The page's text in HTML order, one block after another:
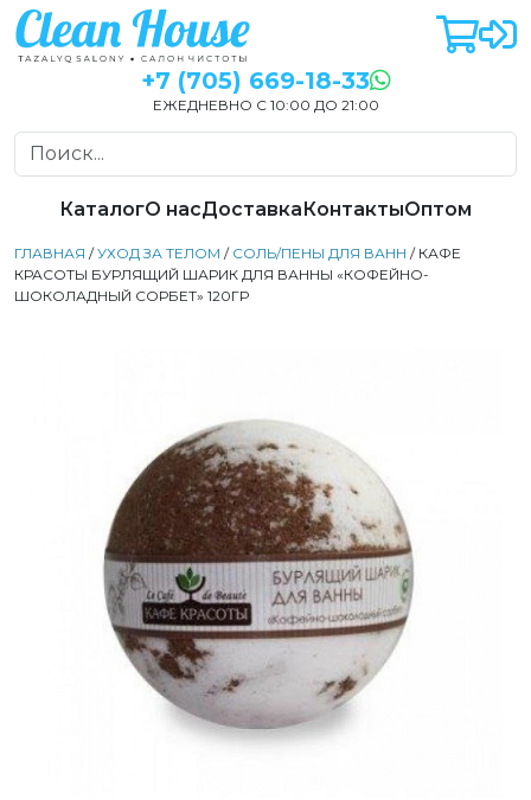
+7 (705) 669-18-33
ЕЖЕДНЕВНО С 10:00 ДО 21:00
КаталогО насДоставкаКонтактыОптом
ГЛАВНАЯ /УХОД ЗА ТЕЛОМ / СОЛЬ/ПЕНЫ ДЛЯ ВАНН / КАФЕ
КРАСОТЫ БУРЛЯЩИЙ ШАРИК ДЛЯ ВАННЫ «КОФЕЙНО-
ШОКОЛАДНЫЙ СОРБЕТ» 120ГР